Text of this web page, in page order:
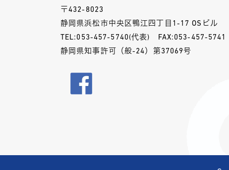
〒432-8023
静岡県浜松市中央区鴨江四丁目1-17 OSビル
TEL: 053-457-5740 (代表)
FAX:053-457-5741
静岡県知事許可（般-24）第37069号